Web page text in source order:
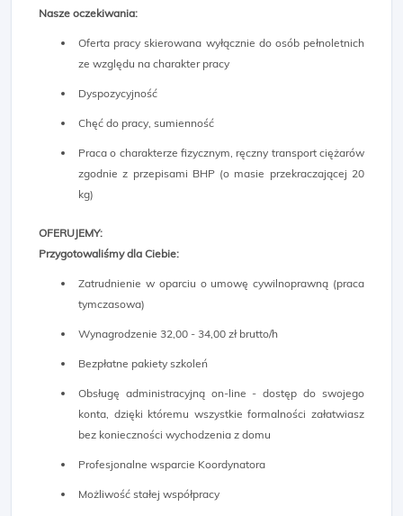
Nasze oczekiwania:
Oferta pracy skierowana wyłącznie do osób pełnoletnich
ze względu na charakter pracy
Dyspozycyjność
Chęć do pracy, sumienność
Praca o charakterze fizycznym, ręczny transport ciężarów
zgodnie z przepisami BHP (o masie przekraczającej 20
kg)
OFERUJEMY:
Przygotowaliśmy dla Ciebie:
Zatrudnienie w oparciu o umowę cywilnoprawną (praca
tymczasowa)
Wynagrodzenie 32,00 - 34,00 zł brutto/h
Bezpłatne pakiety szkoleń
Obsługę administracyjną on-line - dostęp do swojego
konta, dzięki któremu wszystkie formalności załatwiasz
bez konieczności wychodzenia z domu
Profesjonalne wsparcie Koordynatora
Możliwość stałej współpracy